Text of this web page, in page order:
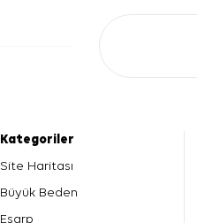
Kategoriler
Site Haritası
Büyük Beden
Eşarp